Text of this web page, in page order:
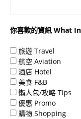
你喜歡的資訊 What
旅遊 Travel
航空 Aviation
酒店 Hotel
美食 F&B
懶人包/攻略 Tips
優惠 Promo
購物 Shopping